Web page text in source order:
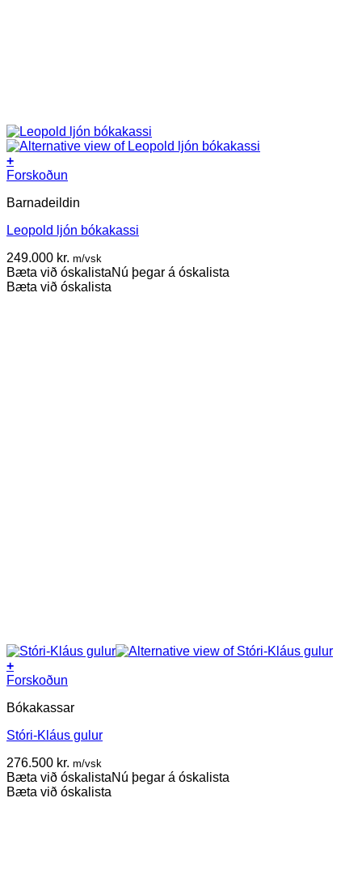
+
Forskoðun
Barnadeildin
Leopold ljón bókakassi
249.000 kr. m/vsk
Bæta við óskalistaNú þegar á óskalista
Bæta við óskalista
+
Forskoðun
Bókakassar
Stóri-Kláus gulur
276.500 kr. m/vsk
Bæta við óskalistaNú þegar á óskalista
Bæta við óskalista